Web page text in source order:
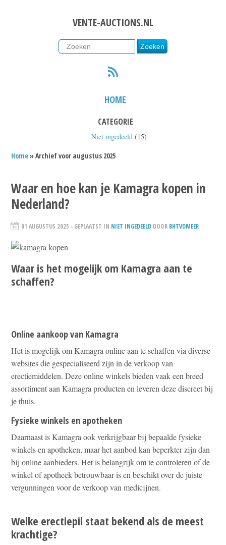
VENTE-AUCTIONS.NL
HOME
CATEGORIE
Niet ingedeeld (15)
Home» Archief voor augustus 2025
Waar en hoe kan je Kamagra kopen in
Nederland?
01 AUGUSTUS 2025 - GEPLAATST IN NIET INGEDEELD DOOR BHTVDMEER
Waar is het mogelijk om Kamagra aan te
schaffen?
Online aankoop van Kamagra
Het is mogelijk om Kamagra online aan te schaffen via diverse
websites die gespecialiseerd zijn in de verkoop van
erectiemiddelen. Deze online winkels bieden vaak een breed
assortiment aan Kamagra producten en leveren deze discreet bij
je thuis.
Fysieke winkels en apotheken
Daarnaast is Kamagra ook verkrijgbaar bij bepaalde fysieke
winkels en apotheken, maar het aanbod kan beperkter zijn dan
bij online aanbieders. Het is belangrijk om te controleren of de
winkel of apotheek betrouwbaar is en beschikt over de juiste
vergunningen voor de verkoop van medicijnen.
Welke erectiepil staat bekend als de meest
krachtige?